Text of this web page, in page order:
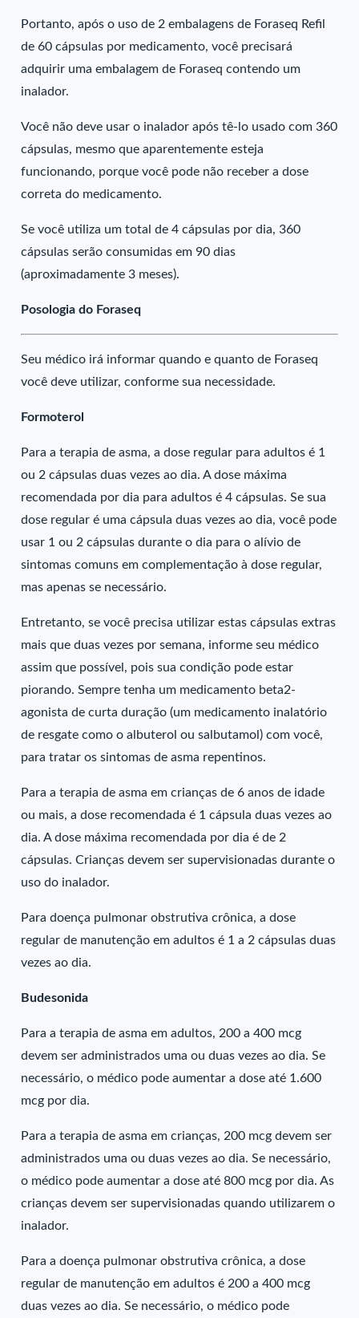
Portanto, após o uso de 2 embalagens de Foraseq Refil
de 60 cápsulas por medicamento, você precisará
adquirir uma embalagem de Foraseq contendo um
inalador.
Você não deve usar o inalador após tê-lo usado com 360
cápsulas, mesmo que aparentemente esteja
funcionando, porque você pode não receber a dose
correta do medicamento.
Se você utiliza um total de 4 cápsulas por dia, 360
cápsulas serão consumidas em 90 dias
(aproximadamente 3 meses).
Posologia do Foraseq
Seu médico irá informar quando e quanto de Foraseq
você deve utilizar, conforme sua necessidade.
Formoterol
Para a terapia de asma, a dose regular para adultos é 1
ou 2 cápsulas duas vezes ao dia. A dose máxima
recomendada por dia para adultos é 4 cápsulas. Se sua
dose regular é uma cápsula duas vezes ao dia, você pode
usar 1 ou 2 cápsulas durante o dia para o alívio de
sintomas comuns em complementação à dose regular,
mas apenas se necessário.
Entretanto, se você precisa utilizar estas cápsulas extras
mais que duas vezes por semana, informe seu médico
assim que possível, pois sua condição pode estar
piorando. Sempre tenha um medicamento beta2-
agonista de curta duração (um medicamento inalatório
de resgate como o albuterol ou salbutamol) com você,
para tratar os sintomas de asma repentinos.
Para a terapia de asma em crianças de 6 anos de idade
ou mais, a dose recomendada é 1 cápsula duas vezes ao
dia. A dose máxima recomendada por dia é de 2
cápsulas. Crianças devem ser supervisionadas durante o
uso do inalador.
Para doença pulmonar obstrutiva crônica, a dose
regular de manutenção em adultos é 1 a 2 cápsulas duas
vezes ao dia.
Budesonida
Para a terapia de asma em adultos, 200 a 400 mcg
devem ser administrados uma ou duas vezes ao dia. Se
necessário, o médico pode aumentar a dose até 1.600
mcg por dia.
Para a terapia de asma em crianças, 200 mcg devem ser
administrados uma ou duas vezes ao dia. Se necessário,
o médico pode aumentar a dose até 800 mcg por dia. As
crianças devem ser supervisionadas quando utilizarem o
inalador.
Para a doença pulmonar obstrutiva crônica, a dose
regular de manutenção em adultos é 200 a 400 mcg
duas vezes ao dia. Se necessário, o médico pode